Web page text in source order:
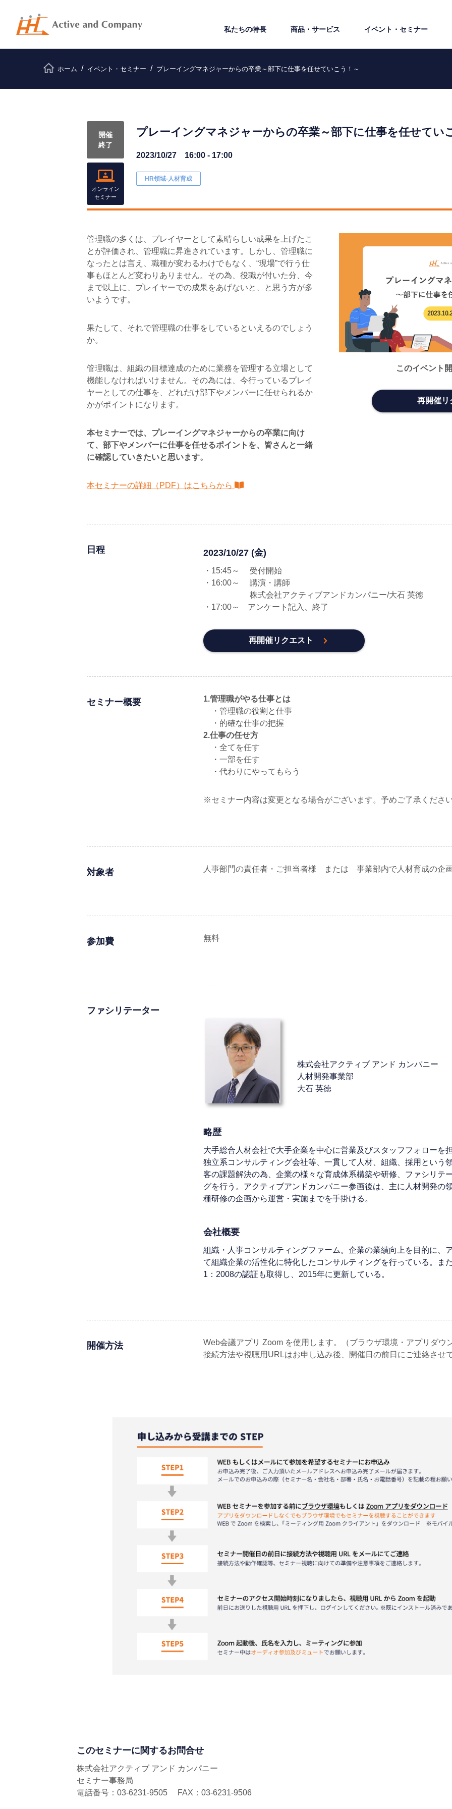
私たちの特⻑ 商品・サービス イベント・セミナー
ホーム イベント・セミナー プレーイングマネジャーからの卒業～部下に仕事を任せていこう！～
開催
終了
オンライン
セミナー
プレーイングマネジャーからの卒業～部下に仕事を任せてい
2023/10/27 16:00 - 17:00
HR領域-⼈材育成
管理職の多くは、プレイヤーとして素晴らしい成果を上げたこ
とが評価され、管理職に昇進されています。しかし、管理職に
なったとは言え、職種が変わるわけでもなく、“現場”で行う仕
事もほとんど変わりありません。その為、役職が付いた分、今
まで以上に、プレイヤーでの成果をあげないと、と思う方が多
いようです。
果たして、それで管理職の仕事をしているといえるのでしょう
か。
管理職は、組織の目標達成のために業務を管理する立場として
機能しなければいけません。その為には、今行っているプレイ
ヤーとしての仕事を、どれだけ部下やメンバーに任せられるか
かがポイントになります。
本セミナーでは、プレーイングマネジャーからの卒業に向け
て、部下やメンバーに仕事を任せるポイントを、皆さんと一緒
に確認していきたいと思います。
本セミナーの詳細（PDF）はこちらから
このイベント
再開催リ
日程 2023/10/27 (金)
・15:45～ 受付開始
・16:00～ 講演・講師
株式会社アクティブアンドカンパニー/大石 英徳
・17:00～ アンケート記入、終了
再開催リクエスト
セミナー概要
1.管理職がやる仕事とは
・管理職の役割と仕事
・的確な仕事の把握
2.仕事の任せ方
・全てを任す
・一部を任す
・代わりにやってもらう
※セミナー内容は変更となる場合がございます。予めご了承ください
対象者 人事部門の責任者・ご担当者様 または 事業部内で人材育成の企
参加費 無料
ファシリテーター
株式会社アクティブ アンド カンパニー
人材開発事業部
大石 英徳
略歴
大手総合人材会社で大手企業を中心に営業及びスタッフフォローを
独立系コンサルティング会社等、一貫して人材、組織、採用という
客の課題解決の為、企業の様々な育成体系構築や研修、ファシリテ
グを行う。アクティブアンドカンパニー参画後は、主に人材開発の
種研修の企画から運営・実施までを手掛ける。
会社概要
組織・人事コンサルティングファーム。企業の業績向上を目的に、
て組織企業の活性化に特化したコンサルティングを行っている。ま
1：2008の認証も取得し、2015年に更新している。
開催方法
Web会議アプリ Zoom を使用します。（ブラウザ環境・アプリダウ
接続方法や視聴用URLはお申し込み後、開催日の前日にご連絡させ
このセミナーに関するお問合せ
株式会社アクティブ アンド カンパニー
セミナー事務局
電話番号：03-6231-9505 FAX：03-6231-9506